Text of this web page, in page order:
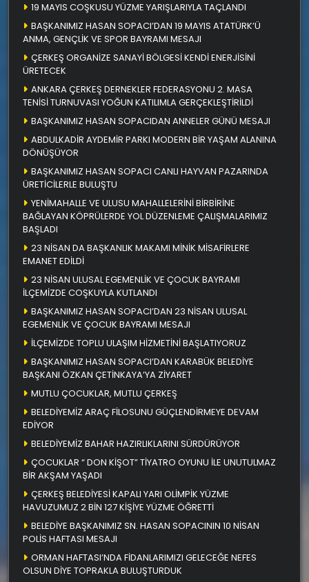
19 MAYIS COŞKUSU YÜZME YARIŞLARIYLA TAÇLANDI
BAŞKANIMIZ HASAN SOPACI’DAN 19 MAYIS ATATÜRK’Ü
ANMA, GENÇLİK VE SPOR BAYRAMI MESAJI
ÇERKEŞ ORGANİZE SANAYİ BÖLGESİ KENDİ ENERJİSİNİ
ÜRETECEK
ANKARA ÇERKEŞ DERNEKLER FEDERASYONU 2. MASA
TENİSİ TURNUVASI YOĞUN KATILIMLA GERÇEKLEŞTİRİLDİ
BAŞKANIMIZ HASAN SOPACIDAN ANNELER GÜNÜ MESAJI
ABDULKADİR AYDEMİR PARKI MODERN BİR YAŞAM ALANINA
DÖNÜŞÜYOR
BAŞKANIMIZ HASAN SOPACI CANLI HAYVAN PAZARINDA
ÜRETİCİLERLE BULUŞTU
YENİMAHALLE VE ULUSU MAHALLELERİNİ BİRBİRİNE
BAĞLAYAN KÖPRÜLERDE YOL DÜZENLEME ÇALIŞMALARIMIZ
BAŞLADI
23 NİSAN DA BAŞKANLIK MAKAMI MİNİK MİSAFİRLERE
EMANET EDİLDİ
23 NİSAN ULUSAL EGEMENLİK VE ÇOCUK BAYRAMI
İLÇEMİZDE COŞKUYLA KUTLANDI
BAŞKANIMIZ HASAN SOPACI’DAN 23 NİSAN ULUSAL
EGEMENLİK VE ÇOCUK BAYRAMI MESAJI
İLÇEMİZDE TOPLU ULAŞIM HİZMETİNİ BAŞLATIYORUZ
BAŞKANIMIZ HASAN SOPACI’DAN KARABÜK BELEDİYE
BAŞKANI ÖZKAN ÇETİNKAYA’YA ZİYARET
MUTLU ÇOCUKLAR, MUTLU ÇERKEŞ
BELEDİYEMİZ ARAÇ FİLOSUNU GÜÇLENDİRMEYE DEVAM
EDİYOR
BELEDİYEMİZ BAHAR HAZIRLIKLARINI SÜRDÜRÜYOR
ÇOCUKLAR “ DON KİŞOT” TİYATRO OYUNU İLE UNUTULMAZ
BİR AKŞAM YAŞADI
ÇERKEŞ BELEDİYESİ KAPALI YARI OLİMPİK YÜZME
HAVUZUMUZ 2 BİN 127 KİŞİYE YÜZME ÖĞRETTİ
BELEDİYE BAŞKANIMIZ SN. HASAN SOPACININ 10 NİSAN
POLİS HAFTASI MESAJI
ORMAN HAFTASI’NDA FİDANLARIMIZI GELECEĞE NEFES
OLSUN DİYE TOPRAKLA BULUŞTURDUK